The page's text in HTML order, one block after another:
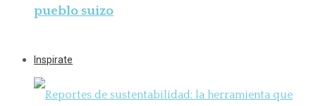
pueblo suizo
Inspirate